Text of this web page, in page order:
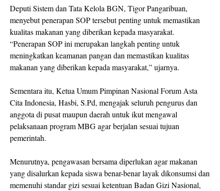
Deputi Sistem dan Tata Kelola BGN, Tigor Pangaribuan,
menyebut penerapan SOP tersebut penting untuk memastikan
kualitas makanan yang diberikan kepada masyarakat.
“Penerapan SOP ini merupakan langkah penting untuk
meningkatkan keamanan pangan dan memastikan kualitas
makanan yang diberikan kepada masyarakat,” ujarnya.
Sementara itu, Ketua Umum Pimpinan Nasional Forum Asta
Cita Indonesia, Hasbi, S.Pd, mengajak seluruh pengurus dan
anggota di pusat maupun daerah untuk ikut mengawal
pelaksanaan program MBG agar berjalan sesuai tujuan
pemerintah.
Menurutnya, pengawasan bersama diperlukan agar makanan
yang disalurkan kepada siswa benar-benar layak dikonsumsi dan
memenuhi standar gizi sesuai ketentuan Badan Gizi Nasional,